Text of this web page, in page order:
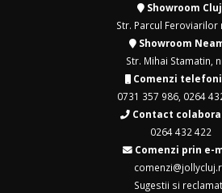
Showroom
Str. Parcul Feroviarilor
Showroom
Str. Mihai Stamatin,
Comenzi
0731 357 986 0264
Contact
0264 432 422
Comenzi prin e-
Sugestii si